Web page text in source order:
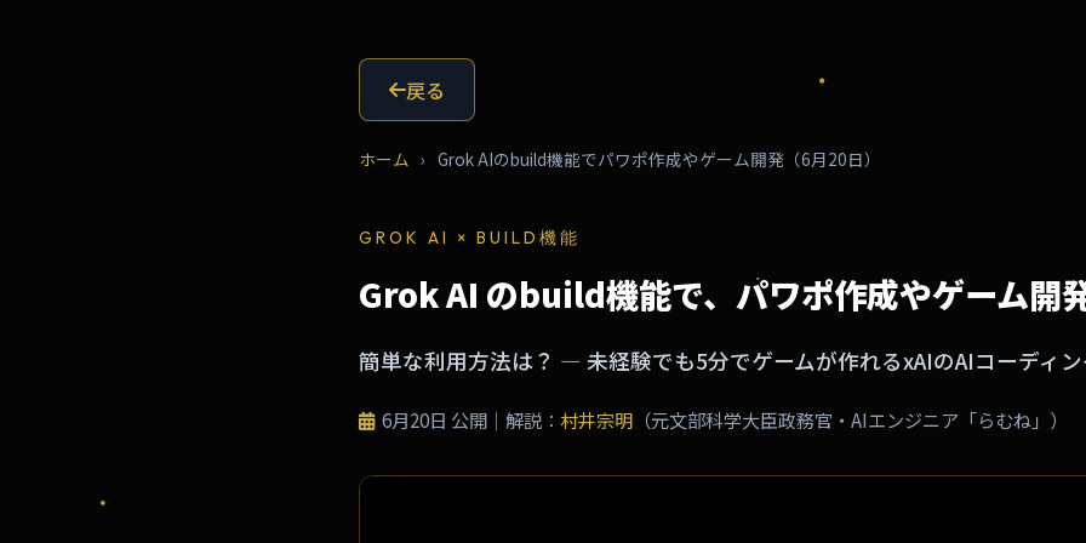
戻る
ホーム › Grok AIのbuild機能でパワポ作成やゲーム開発（6月20日）
GROK AI × BUILD機能
Grok AI のbuild機能で、パワポ作成やゲーム開
簡単な利用方法は？ — 未経験でも5分でゲームが作れるxAIのAIコーディ
6月20日 公開｜解説： 村井宗明 （元文部科学大臣政務官・AIエンジニア「らむね」）